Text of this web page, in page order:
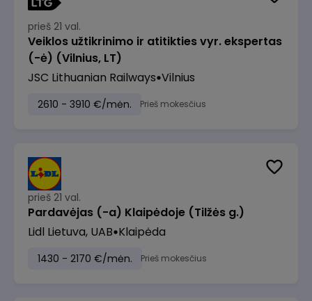
prieš 21 val.
Veiklos užtikrinimo ir atitikties vyr. ekspertas
(-ė) (Vilnius, LT)
JSC Lithuanian Railways Vilnius
2610 - 3910 €/mėn. Prieš mokesčius
prieš 21 val.
Pardavėjas (-a) Klaipėdoje (Tilžės g.)
Lidl Lietuva, UAB Klaipėda
1430 - 2170 €/mėn. Prieš mokesčius